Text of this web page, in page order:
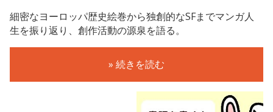
細密なヨーロッパ歴史絵巻から独創的なSFまでマンガ人
生を振り返り、創作活動の源泉を語る。
» 続きを読む